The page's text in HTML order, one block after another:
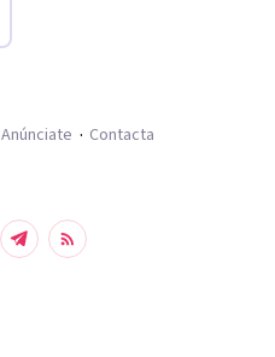
Anúnciate Contacta